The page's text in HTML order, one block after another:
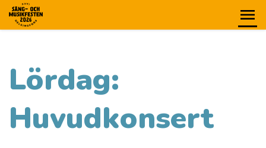
Lördag:
Huvudkonsert